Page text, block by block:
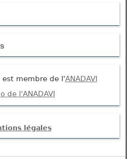
est membre de l'ANADAVI
légales